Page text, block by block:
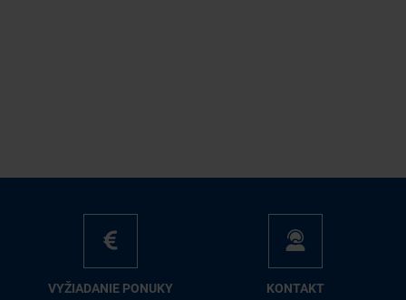
VY­ŽIA­DA­NIE PO­NU­KY KON­TAKT